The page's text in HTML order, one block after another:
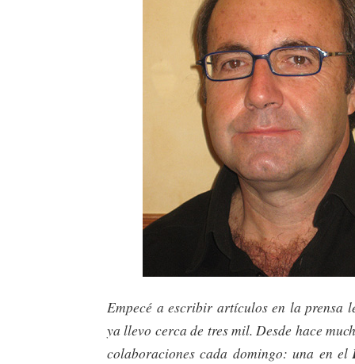
Empecé a escribir artículos en la prensa
ya llevo cerca de tres mil. Desde hace
colaboraciones cada domingo: una en el